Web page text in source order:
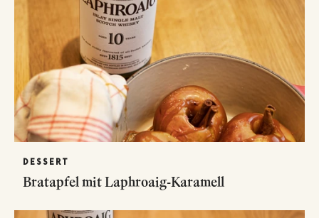
DESSERT
Bratapfel mit Laphroaig-Karamell